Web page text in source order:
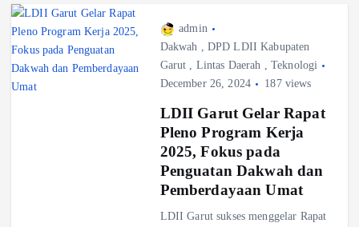
admin
Dakwah , DPD LDII Kabupaten
Garut , Lintas Daerah ,Teknologi
December 26, 2024
187 views
LDII Garut Gelar Rapat
Pleno Program Kerja
2025, Fokus pada
Penguatan Dakwah dan
Pemberdayaan Umat
LDII Garut sukses menggelar Rapat